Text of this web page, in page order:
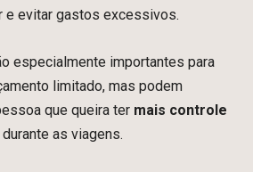
e evitar gastos excessivos.
especialmente importantes para
limitado, mas podem
que queira ter mais controle
durante as viagens.